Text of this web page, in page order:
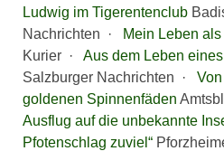
Ludwig im Tigerentenclub
Nachrichten ·
Mein Leben
Kurier ·
Aus dem Leben
Salzburger Nachrichten ·
goldenen Spinnenfäden
Ausflug auf die unbekannte
Pfotenschlag zuviel“